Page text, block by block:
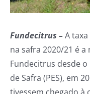
Fundecitrus –A
na safra 2020/21 é
Fundecitrus desde
de Safra (PES), em